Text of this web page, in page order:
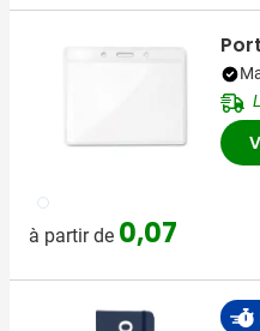
021
à partir de 0,07